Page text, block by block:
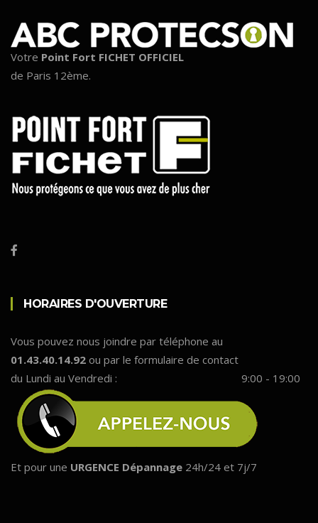
Votre Point Fort FICHET OFFICIEL
de Paris 12ème.
HORAIRES D'OUVERTURE
Vous pouvez nous joindre par téléphone au
01.43.40.14.92 ou par le formulaire de contact
du Lundi au Vendredi :
9:00 - 19:00
Et pour une URGENCE Dépannage 24h/24 et 7j/7